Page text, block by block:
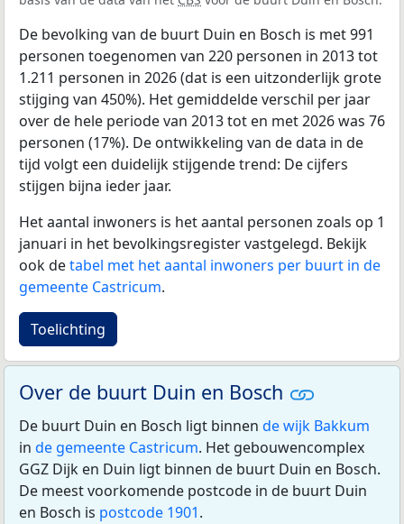
De bevolking van de buurt Duin en Bosch is met 991
personen toegenomen van 220 personen in 2013 tot
1.211 personen in 2026 (dat is een uitzonderlijk grote
stijging van 450%). Het gemiddelde verschil per jaar
over de hele periode van 2013 tot en met 2026 was 76
personen (17%). De ontwikkeling van de data in de
tijd volgt een duidelijk stijgende trend: De cijfers
stijgen bijna ieder jaar.
Het aantal inwoners is het aantal personen zoals op 1
januari in het bevolkingsregister vastgelegd. Bekijk
ook detabel met het aantal inwoners per buurt in de
gemeente Castricum.
Toelichting
Over de buurt Duin en Bosch
De buurt Duin en Bosch ligt binnen de wijk Bakkum
in de gemeente Castricum. Het gebouwencomplex
GGZ Dijk en Duin ligt binnen de buurt Duin en Bosch.
De meest voorkomende postcode in de buurt Duin
en Bosch is postcode 1901.